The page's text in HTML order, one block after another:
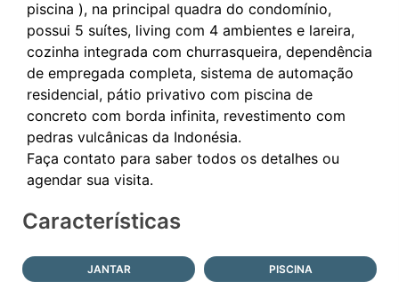
piscina ), na principal quadra do condomínio,
possui 5 suítes, living com 4 ambientes e lareira,
cozinha integrada com churrasqueira, dependência
de empregada completa, sistema de automação
residencial, pátio privativo com piscina de
concreto com borda infinita, revestimento com
pedras vulcânicas da Indonésia.
Faça contato para saber todos os detalhes ou
Características
JANTAR PISCINA